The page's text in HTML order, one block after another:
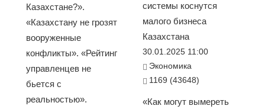
Казахстане?».
«Казахстану не грозят
вооруженные
конфликты». «Рейтинг
управленцев не
бьется с
реальностью».
системы коснутся
малого бизнеса
Казахстана
30.01.2025 11:00
Экономика
1169 (43648)
«Как могут вымереть